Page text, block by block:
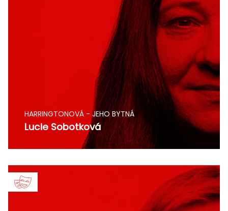
HARRINGTONOVÁ - JEHO BYTNÁ
Lucie Sobotková